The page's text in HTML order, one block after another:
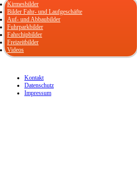
Kirmesbilder
Bilder Fahr- und Laufgeschäfte
Auf- und Abbaubilder
Fuhrparkbilder
Fahrchipbilder
Freizeitbilder
Videos
Kontakt
Datenschutz
Impressum